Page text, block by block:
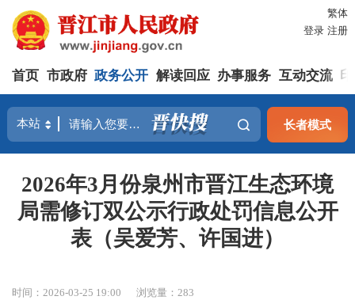
繁体
登录 注册
首页 市政府 政务公开 解读回应 办事服务 互动交流
长者模式
2026年3月份泉州市晋江生态环境
局需修订双公示行政处罚信息公开
表（吴爱芳、许国进）
时间：2026-03-25 19:00 浏览量：283